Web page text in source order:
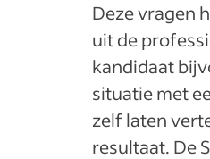
Deze vragen
uit de
kandidaat
situatie met
zelf laten
resultaat. De